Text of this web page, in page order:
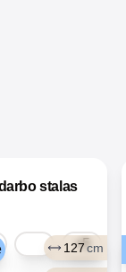
stalas
127cm
+5